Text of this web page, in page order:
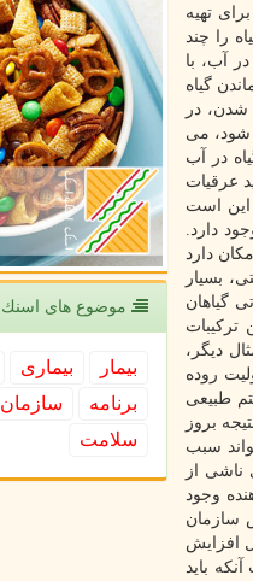
تهیه
را چند
آب، با
گیاه
در
شود، می
در آب
عرقیات
این است
دارد.
دارد
بسیار
گیاهان
دیگر،
روده
طبیعی
بروز
سبب
ناشی از
وجود
سازمان
شامل افزایش
باید
موضوع های اسنك
بیمار بیماری
برنامه
سازمان
سلامت